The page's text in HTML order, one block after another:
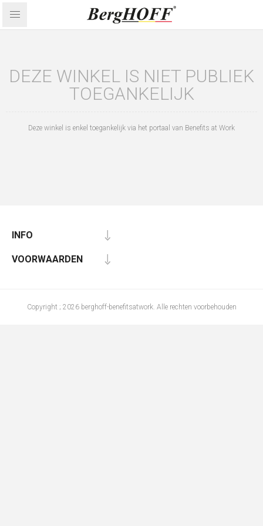
DEZE WINKEL IS NIET PUBLIEK
TOEGANKELIJK
Deze winkel is enkel toegankelijk via het portaal van Benefits at Work
INFO
VOORWAARDEN
Copyright ; 2026 berghoff-benefitsatwork. Alle rechten voorbehouden